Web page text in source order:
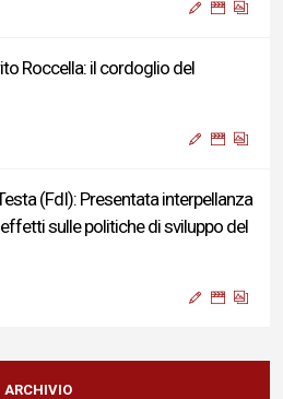
Roccella: il cordoglio del
(FdI): Presentata interpellanza
sulle politiche di sviluppo del
cordoglio e vicinanza al
famiglia”
ARCHIVIO